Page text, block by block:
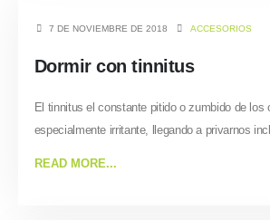
7 DE NOVIEMBRE DE 2018 ACCESORIOS
Dormir con tinnitus
El tinnitus el constante pitido o zumbido de los
especialmente irritante, llegando a privarnos
READ MORE...